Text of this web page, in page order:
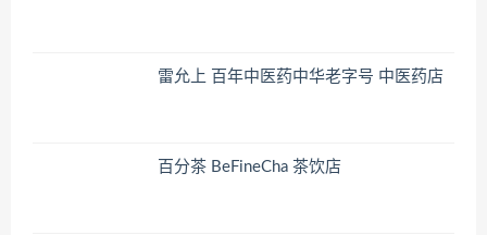
雷允上 百年中医药中华老字号 中医药店
百分茶 BeFineCha 茶饮店